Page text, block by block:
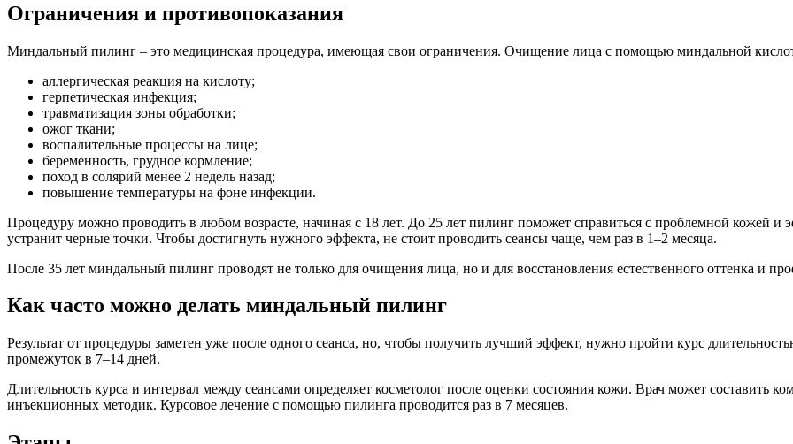
Ограничения и противопоказания
Миндальный пилинг – это медицинская процедура, имеющая свои ограничения. Очищение лица с помощью миндальной
аллергическая реакция на кислоту;
герпетическая инфекция;
травматизация зоны обработки;
ожог ткани;
воспалительные процессы на лице;
беременность, грудное кормление;
поход в солярий менее 2 недель назад;
повышение температуры на фоне инфекции.
Процедуру можно проводить в любом возрасте, начиная с 18 лет. До 25 лет пилинг поможет справиться с проблемной кожей и
устранит черные точки. Чтобы достигнуть нужного эффекта, не стоит проводить сеансы чаще, чем раз в 1–2 месяца.
После 35 лет миндальный пилинг проводят не только для очищения лица, но и для восстановления естественного оттенка и
Как часто можно делать миндальный пилинг
Результат от процедуры заметен уже после одного сеанса, но, чтобы получить лучший эффект, нужно пройти курс
промежуток в 7–14 дней.
Длительность курса и интервал между сеансами определяет косметолог после оценки состояния кожи. Врач может составить
инъекционных методик. Курсовое лечение с помощью пилинга проводится раз в 7 месяцев.